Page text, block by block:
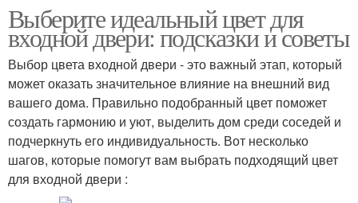
Выберите идеальный цвет для
входной двери: подсказки и советы
Выбор цвета входной двери - это важный этап, который
может оказать значительное влияние на внешний вид
вашего дома. Правильно подобранный цвет поможет
создать гармонию и уют, выделить дом среди соседей и
подчеркнуть его индивидуальность. Вот несколько
шагов, которые помогут вам выбрать подходящий цвет
для входной двери :